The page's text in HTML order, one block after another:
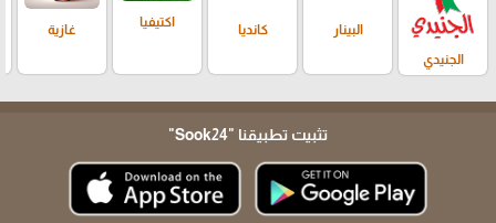
الجنيدي
البينار كانديا
اكتيفيا
غازية
تثبيت تطبيقنا "Sook24"